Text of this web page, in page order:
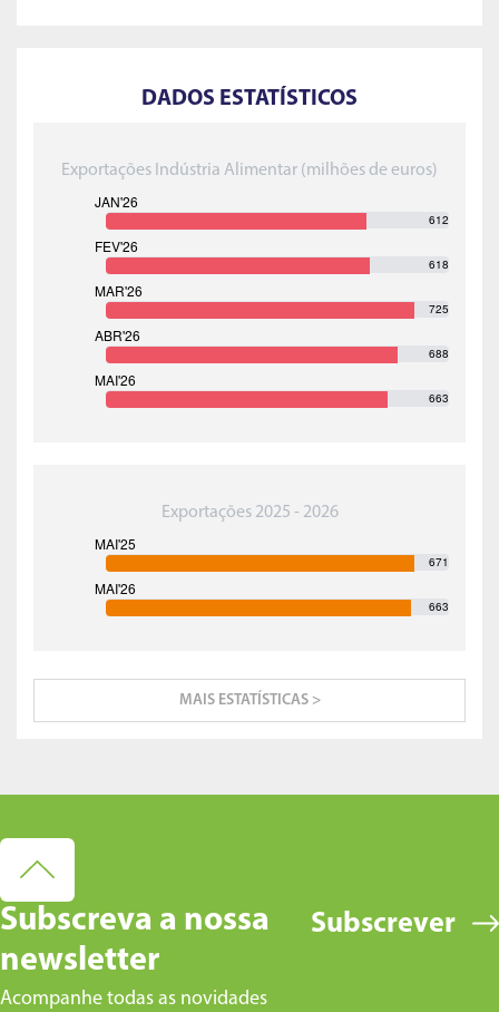
DADOS ESTATÍSTICOS
Exportações Indústria Alimentar (milhões de euros)
612
618
725
688
663
Exportações 2025 - 2026
671
663
MAIS ESTATÍSTICAS >
Subscreva a nossa
newsletter
Acompanhe todas as novidades
Subscrever